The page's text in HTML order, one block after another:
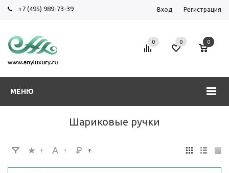
+7 (495) 989-73-39 Вход Регистрация
МЕНЮ
0 0 0
Шариковые ручки